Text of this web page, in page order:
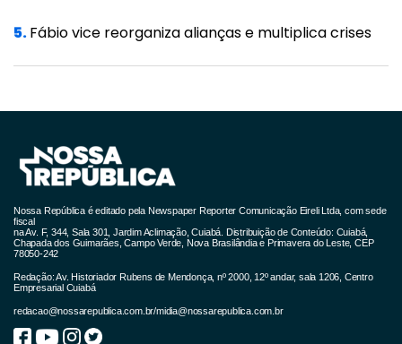
um acordo com o Ministério da Saúde prevê a
entrega de 20 milhões de doses para o PNI
protocolado pela União Química difere do
pedido de importação excepcional de 66
milhões de doses da Sputnik V para o
Consórcio Nordeste, formado por
governadores de nove estados e prefeitos de
ao menos dez municipios, que foi indeferido
no final de abril pela agência.
5.Fábio vice reorganiza alianças e multiplica crises
Nossa República é editado pela Newspaper Reporter Comunicação Eireli Ltda, com sede
fiscal
na Av. F, 344, Sala 301, Jardim Aclimação, Cuiabá. Distribuição de Conteúdo: Cuiabá,
Chapada dos Guimarães, Campo Verde, Nova Brasilândia e Primavera do Leste, CEP
78050-242
Redação: Av. Historiador Rubens de Mendonça, nº 2000, 12º andar, sala 1206, Centro
Empresarial Cuiabá
redacao@nossarepublica.com.br/midia@nossarepublica.com.br